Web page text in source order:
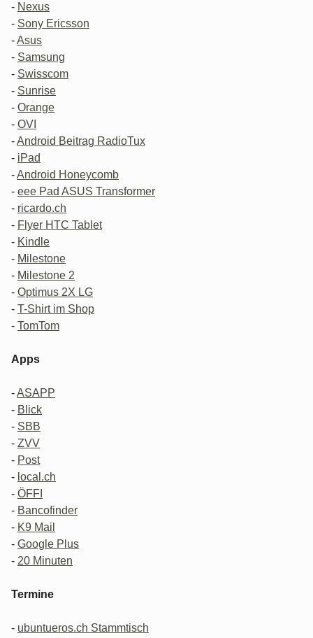
- Nexus
- Sony Ericsson
-Asus
- Samsung
- Swisscom
- Sunrise
- Orange
- OVI
-Android Beitrag RadioTux
- iPad
-Android Honeycomb
- eee Pad ASUS Transformer
- ricardo.ch
- Flyer HTC Tablet
- Kindle
- Milestone
- Milestone 2
- Optimus 2X LG
- T-Shirt im Shop
- TomTom
Apps
-ASAPP
- Blick
- SBB
- ZVV
- Post
- local.ch
- ÖFFI
- Bancofinder
- K9 Mail
- Google Plus
- 20 Minuten
Termine
- ubuntueros.ch Stammtisch